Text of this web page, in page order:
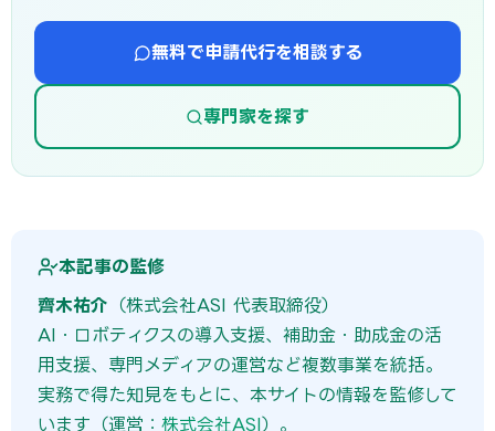
無料で申請代行を相談する
専門家を探す
本記事の監修
齊木祐介 （株式会社ASI 代表取締役）
AI・ロボティクスの導入支援、補助金・助成金の活
用支援、専門メディアの運営など複数事業を統括。
実務で得た知見をもとに、本サイトの情報を監修して
います（運営： 株式会社ASI）。